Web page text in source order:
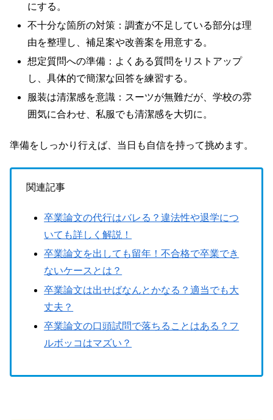
にする。
不十分な箇所の対策：調査が不足している部分は理
由を整理し、補足案や改善案を用意する。
想定質問への準備：よくある質問をリストアップ
し、具体的で簡潔な回答を練習する。
服装は清潔感を意識：スーツが無難だが、学校の雰
囲気に合わせ、私服でも清潔感を大切に。
準備をしっかり行えば、当日も自信を持って挑めます。
関連記事
卒業論文の代行はバレる？違法性や退学につ
いても詳しく解説！
卒業論文を出しても留年！不合格で卒業でき
ないケースとは？
卒業論文は出せばなんとかなる？適当でも大
丈夫？
卒業論文の口頭試問で落ちることはある？フ
ルボッコはマズい？